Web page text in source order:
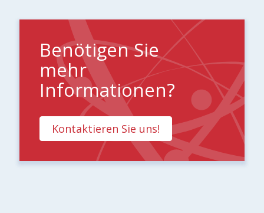
Benötigen Sie
mehr
Informationen?
Kontaktieren Sie uns!